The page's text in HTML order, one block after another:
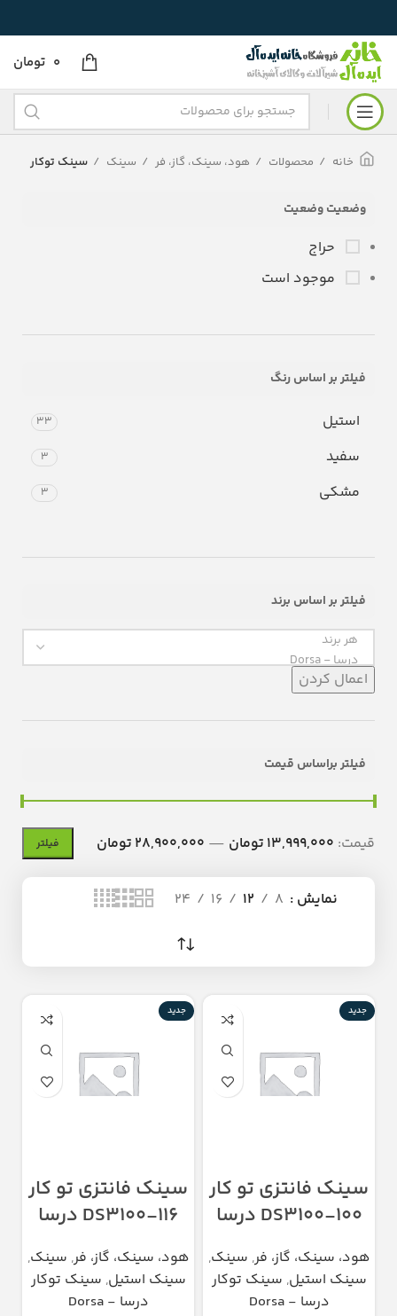
0 تومان
خانه محصولات هود، سینک، گاز، فر سینک سینک توکار
وضعیت وضعیت
حراج
موجود است
فیلتر بر اساس رنگ
استیل 33
سفید 3
مشکی 3
فیلتر بر اساس برند
اعمال کردن
فیلتر براساس قیمت
فیلتر قیمت: 13,999,000 تومان — 28,900,000 تومان
نمایش 8
12
16
24
جدید
سینک فانتزی تو کار
DS3100-100 درسا
هود، سینک، گاز، فر, سینک,
سینک استیل, سینک توکار
درسا - Dorsa
جدید
سینک فانتزی تو کار
DS3100-116 درسا
هود، سینک، گاز، فر, سینک,
سینک استیل, سینک توکار
درسا - Dorsa